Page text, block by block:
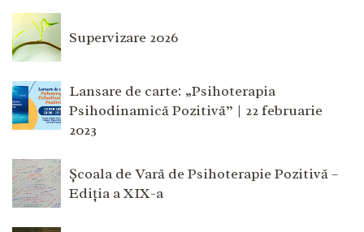
Supervizare 2026
Lansare de carte: „Psihoterapia
Psihodinamică Pozitivă” | 22 februarie
2023
Școala de Vară de Psihoterapie Pozitivă –
Ediția a XIX-a